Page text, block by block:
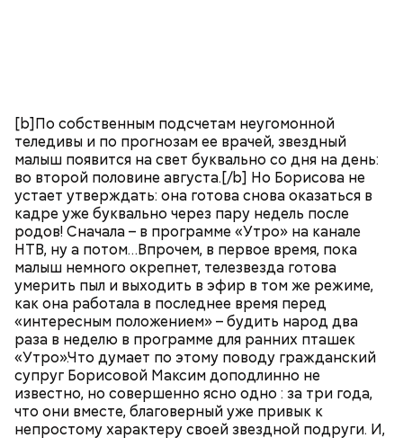
[b]По собственным подсчетам неугомонной
теледивы и по прогнозам ее врачей, звездный
малыш появится на свет буквально со дня на день:
во второй половине августа.[/b] Но Борисова не
устает утверждать: она готова снова оказаться в
кадре уже буквально через пару недель после
родов! Сначала – в программе «Утро» на канале
НТВ, ну а потом…Впрочем, в первое время, пока
малыш немного окрепнет, телезвезда готова
умерить пыл и выходить в эфир в том же режиме,
как она работала в последнее время перед
«интересным положением» – будить народ два
раза в неделю в программе для ранних пташек
«Утро».Что думает по этому поводу гражданский
супруг Борисовой Максим доподлинно не
известно, но совершенно ясно одно : за три года,
что они вместе, благоверный уже привык к
непростому характеру своей звездной подруги. И,